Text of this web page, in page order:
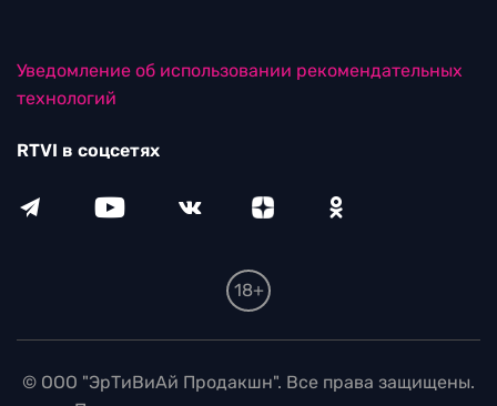
Уведомление об использовании рекомендательных
технологий
RTVI в соцсетях
18+
© ООО "ЭрТиВиАй Продакшн". Все права защищены.